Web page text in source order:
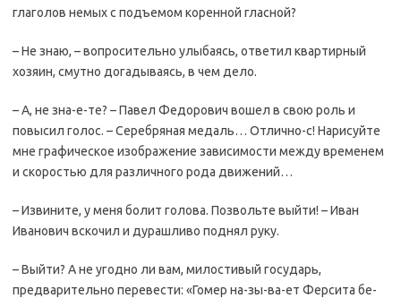
глаголов немых с подъемом коренной гласной?
– Не знаю, – вопросительно улыбаясь, ответил квартирный
хозяин, смутно догадываясь, в чем дело.
– А, не зна-е-те? – Павел Федорович вошел в свою роль и
повысил голос. – Серебряная медаль… Отлично-с! Нарисуйте
мне графическое изображение зависимости между временем
и скоростью для различного рода движений…
– Извините, у меня болит голова. Позвольте выйти! – Иван
Иванович вскочил и дурашливо поднял руку.
– Выйти? А не угодно ли вам, милостивый государь,
предварительно перевести: «Гомер на-зы-ва-ет Ферсита бе-